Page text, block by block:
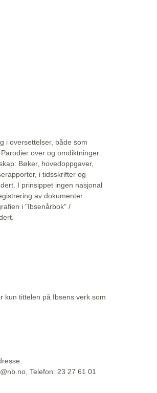
i oversettelser, både som
over og omdiktninger
Bøker, hovedoppgaver,
i tidsskrifter og
I prinsippet ingen nasjonal
av dokumenter.
i "Ibsenårbok" /
kun tittelen på Ibsens verk som
Telefon: 23 27 61 01